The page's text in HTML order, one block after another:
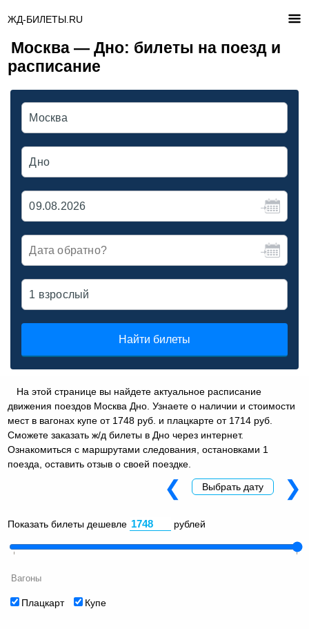
ЖД-БИЛЕТЫ.RU
Москва — Дно: билеты на поезд и
расписание
Найти билеты
На этой странице вы найдете актуальное расписание
движения поездов Москва Дно. Узнаете о наличии и стоимости
мест в вагонах купе от 1748 руб. и плацкарте от 1714 руб.
Сможете заказать ж/д билеты в Дно через интернет.
Ознакомиться с маршрутами следования, остановками 1
поезда, оставить отзыв о своей поездке.
Показать билеты дешевле рублей
Вагоны
Плацкарт Купе
❮ Выбрать дату ❯